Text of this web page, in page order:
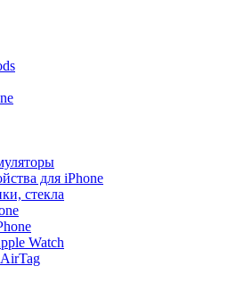
для iPhone
стекла
Watch